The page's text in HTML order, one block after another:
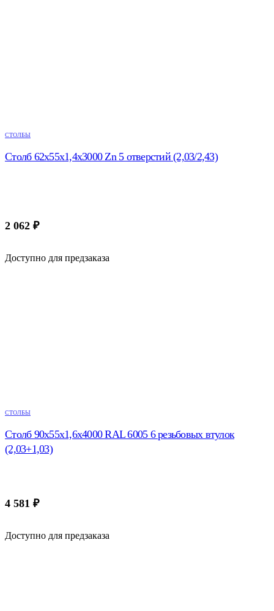
СТОЛБЫ
Столб 62х55х1,4х3000 Zn 5 отверстий (2,03/2,43)
2 062 ₽
Доступно для предзаказа
СТОЛБЫ
Столб 90х55х1,6х4000 RAL 6005 6 резьбовых втулок
(2,03+1,03)
4 581 ₽
Доступно для предзаказа